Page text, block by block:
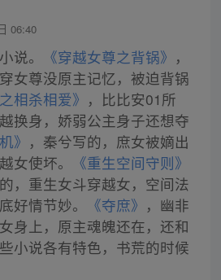
06:40
说。 《穿越女尊之背锅》 ，
女尊没原主记忆，被迫背锅
相杀相爱》 ，比比安01所
换身，娇弱公主身子还想夺
》 ，秦兮写的，庶女被嫡出
女使坏。
《重生空间守则》
，重生女斗穿越女，空间法
好情节妙。
《夺庶》 ，幽非
身上，原主魂魄还在，还和
小说各有特色，书荒的时候